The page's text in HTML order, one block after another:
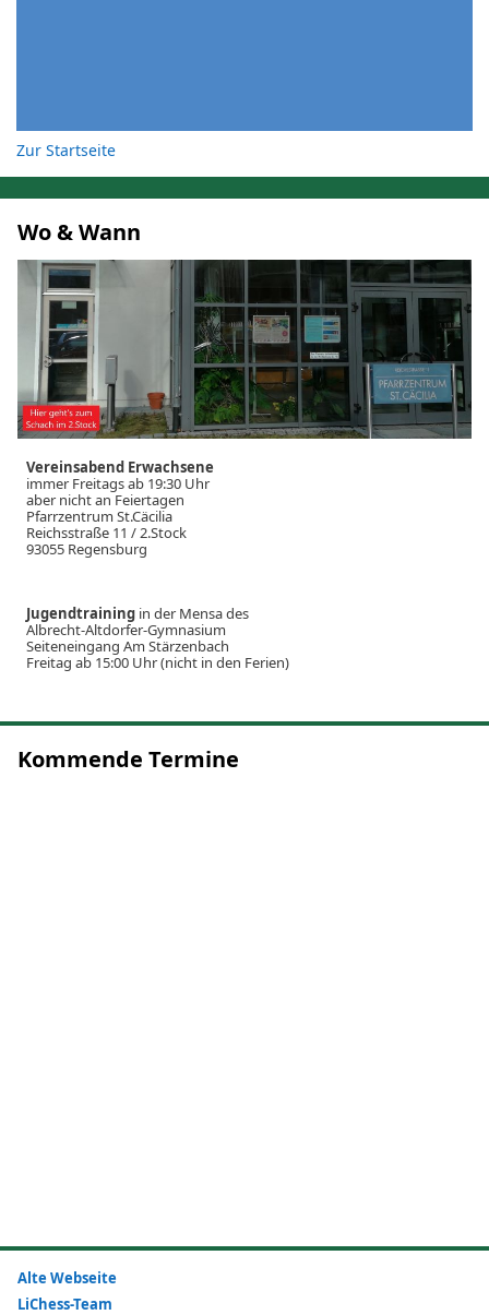
Zur Startseite
Wo & Wann
Vereinsabend Erwachsene
immer Freitags ab 19:30 Uhr
aber nicht an Feiertagen
Pfarrzentrum St.Cäcilia
Reichsstraße 11 / 2.Stock
93055 Regensburg
Jugendtraining in der Mensa des
Albrecht-Altdorfer-Gymnasium
Seiteneingang Am Stärzenbach
Freitag ab 15:00 Uhr (nicht in den Ferien)
Kommende Termine
Alte Webseite
LiChess-Team